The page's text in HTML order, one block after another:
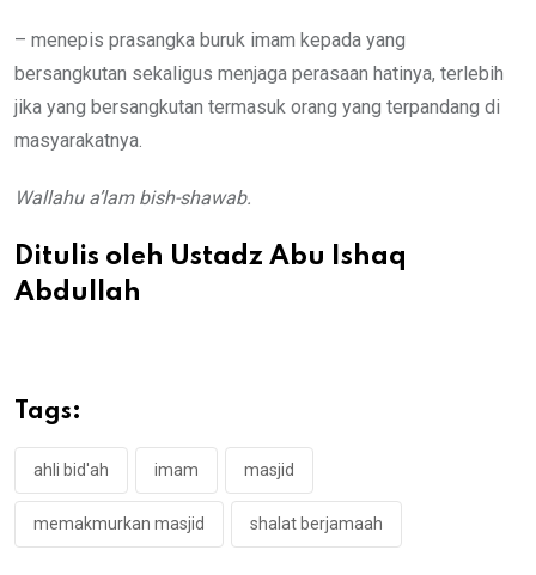
– menepis prasangka buruk imam kepada yang
bersangkutan sekaligus menjaga perasaan hatinya, terlebih
jika yang bersangkutan termasuk orang yang terpandang di
masyarakatnya.
Wallahu a’lam bish-shawab.
Ditulis oleh Ustadz Abu Ishaq
Abdullah
Tags:
ahli bid'ah imam masjid
memakmurkan masjid shalat berjamaah